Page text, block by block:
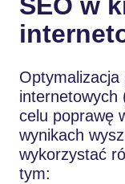
internetowych
celu poprawę
wynikach
wykorzystać
tym: